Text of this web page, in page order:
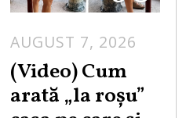
AUGUST 7, 2026
(Video) Cum
arată „la roşu”